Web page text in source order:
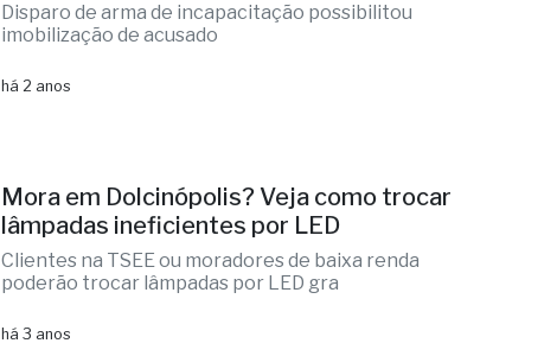
Disparo de arma de incapacitação possibilitou
imobilização de acusado
há 2 anos
Mora em Dolcinópolis? Veja como trocar
lâmpadas ineficientes por LED
Clientes na TSEE ou moradores de baixa renda
poderão trocar lâmpadas por LED gra
há 3 anos